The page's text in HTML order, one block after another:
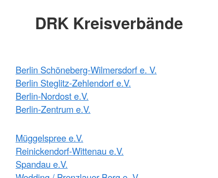
DRK Kreisverbände
Berlin Schöneberg-Wilmersdorf e. V.
Berlin Steglitz-Zehlendorf e.V.
Berlin-Nordost e.V.
Berlin-Zentrum e.V.
Müggelspree e.V.
Reinickendorf-Wittenau e.V.
Spandau e.V.